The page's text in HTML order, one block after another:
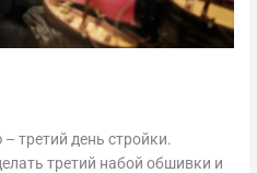
третий день стройки.
третий набой обшивки и